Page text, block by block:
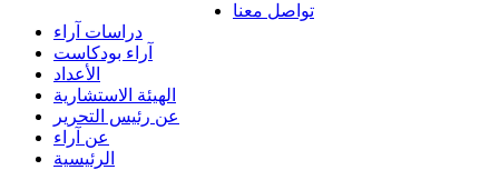
تواصل معنا
دراسات آراء
آراء بودكاست
الأعداد
الهيئة الاستشارية
عن رئيس التحرير
عن آراء
الرئيسية